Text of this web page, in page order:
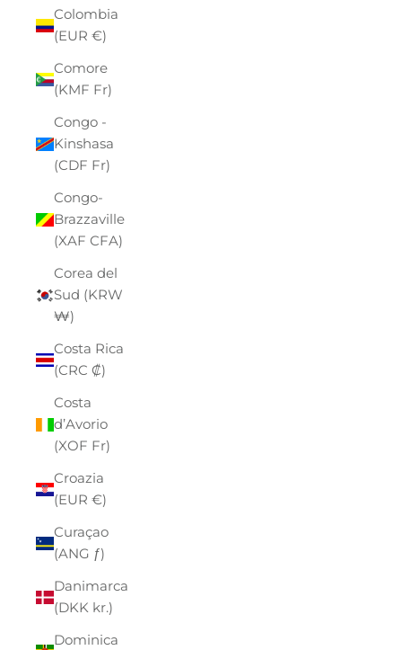
Colombia
(EUR €)
Comore
(KMF Fr)
Congo -
Kinshasa
(CDF Fr)
Congo-
Brazzaville
(XAF CFA)
Corea del
Sud (KRW
₩)
Costa Rica
(CRC ₡)
Costa
d’Avorio
(XOF Fr)
Croazia
(EUR €)
Curaçao
(ANG ƒ)
Danimarca
(DKK kr.)
Dominica